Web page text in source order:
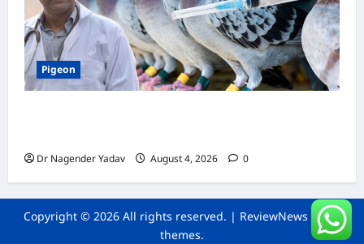
Pigeon
Dr Nagender Yadav August 4, 2026 0
Copyright © 2026 All rights reserved. | ReviewNews by AF
themes.